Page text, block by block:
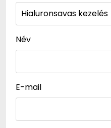
Név
E-mail